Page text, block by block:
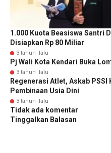
1.000 Kuota Beasiswa Santri
Disiapkan Rp 80 Miliar
3 tahun lalu
Pj Wali Kota Kendari Buka
3 tahun lalu
Regenerasi Atlet, Askab
Pembinaan Usia Dini
3 tahun lalu
Tidak ada komentar
Tinggalkan Balasan